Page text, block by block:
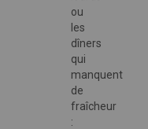
ou
les
dîners
qui
manquent
de
fraîcheur
: